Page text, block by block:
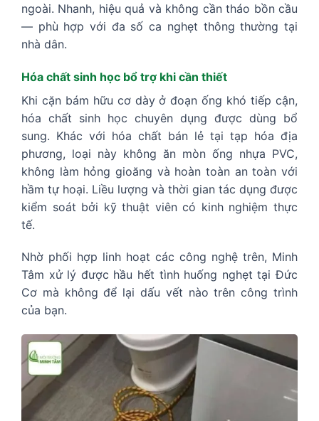
ngoài. Nhanh, hiệu quả và không cần tháo bồn cầu
— phù hợp với đa số ca nghẹt thông thường tại
nhà dân.
Hóa chất sinh học bổ trợ khi cần thiết
Khi cặn bám hữu cơ dày ở đoạn ống khó tiếp cận,
hóa chất sinh học chuyên dụng được dùng bổ
sung. Khác với hóa chất bán lẻ tại tạp hóa địa
phương, loại này không ăn mòn ống nhựa PVC,
không làm hỏng gioăng và hoàn toàn an toàn với
hầm tự hoại. Liều lượng và thời gian tác dụng được
kiểm soát bởi kỹ thuật viên có kinh nghiệm thực
tế.
Nhờ phối hợp linh hoạt các công nghệ trên, Minh
Tâm xử lý được hầu hết tình huống nghẹt tại Đức
Cơ mà không để lại dấu vết nào trên công trình
của bạn.